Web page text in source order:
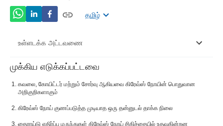
தமிழ்
உள்ளடக்க அட்டவணை
கிரேவ்ஸ் நோயின் அறிகுறிகள்Â
கிரேவ்ஸ் நோய் ஏற்படுகிறதுÂ
கிரேவ்ஸ் நோய் நோய் கண்டறிதல்Â
முக்கிய எடுக்கப்பட்டவை
கவலை, கோயிட்டர் மற்றும் சோர்வு ஆகியவை கிரேவ்ஸ் நோயின் பொதுவான
அறிகுறிகளாகும்
கிரேவ்ஸ் நோய் குணப்படுத்த முடியாத ஒரு தன்னுடல் தாக்க நிலை
தைராய்டு எதிர்ப்பு மருந்துகள் கிரேவ்ஸ் நோய் சிகிச்சையில் உதவுகின்றன